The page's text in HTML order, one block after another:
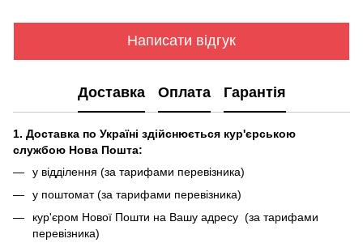
Написати відгук
Доставка Оплата Гарантія
1. Доставка по Україні здійснюється кур'єрською
службою Нова Пошта:
у відділення (за тарифами перевізника)
у поштомат (за тарифами перевізника)
кур'єром Нової Пошти на Вашу адресу (за тарифами
перевізника)